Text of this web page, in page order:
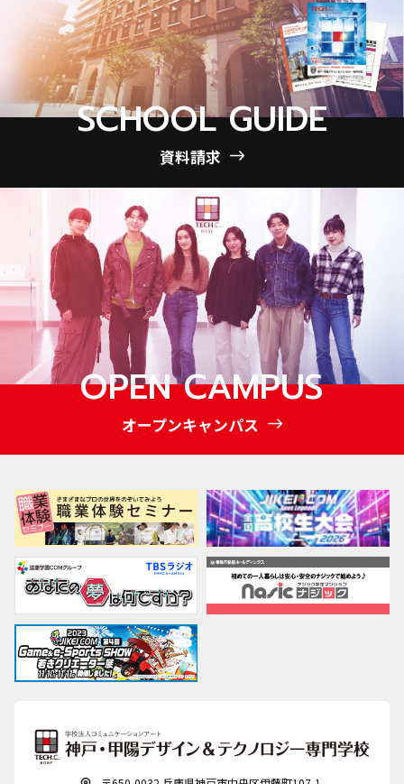
SCHOOL GUIDE
資料請求
OPEN CAMPUS
オープンキャンパス